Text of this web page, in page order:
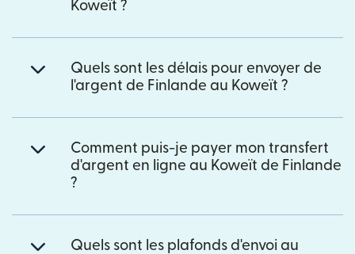
Koweït ?
Quels sont les délais pour envoyer de
l'argent de Finlande au Koweït ?
Comment puis-je payer mon transfert
d'argent en ligne au Koweït de Finlande
?
Quels sont les plafonds d'envoi au